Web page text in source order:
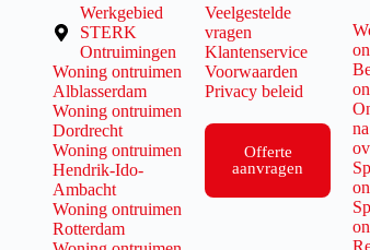
Werkgebied
STERK
Ontruimingen
Woning ontruimen
Alblasserdam
Woning ontruimen
Dordrecht
Woning ontruimen
Hendrik-Ido-
Ambacht
Woning ontruimen
Rotterdam
Veelgestelde
vragen
Klantenservice
Voorwaarden
Privacy beleid
Offerte
aanvragen
na